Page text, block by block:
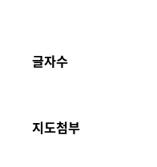
글자수
지도첨부